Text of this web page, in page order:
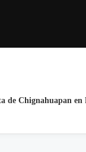
circular; recupera 30